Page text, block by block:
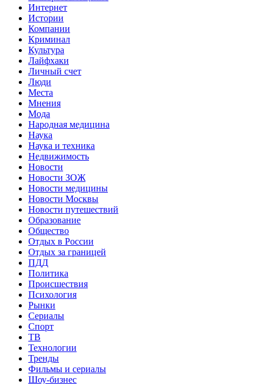
Интернет
Истории
Компании
Криминал
Культура
Лайфхаки
Личный счет
Люди
Места
Мнения
Мода
Народная медицина
Наука
Наука и техника
Недвижимость
Новости
Новости ЗОЖ
Новости медицины
Новости Москвы
Новости путешествий
Образование
Общество
Отдых в России
Отдых за границей
ПДД
Политика
Происшествия
Психология
Рынки
Сериалы
Спорт
ТВ
Технологии
Тренды
Фильмы и сериалы
Шоу-бизнес